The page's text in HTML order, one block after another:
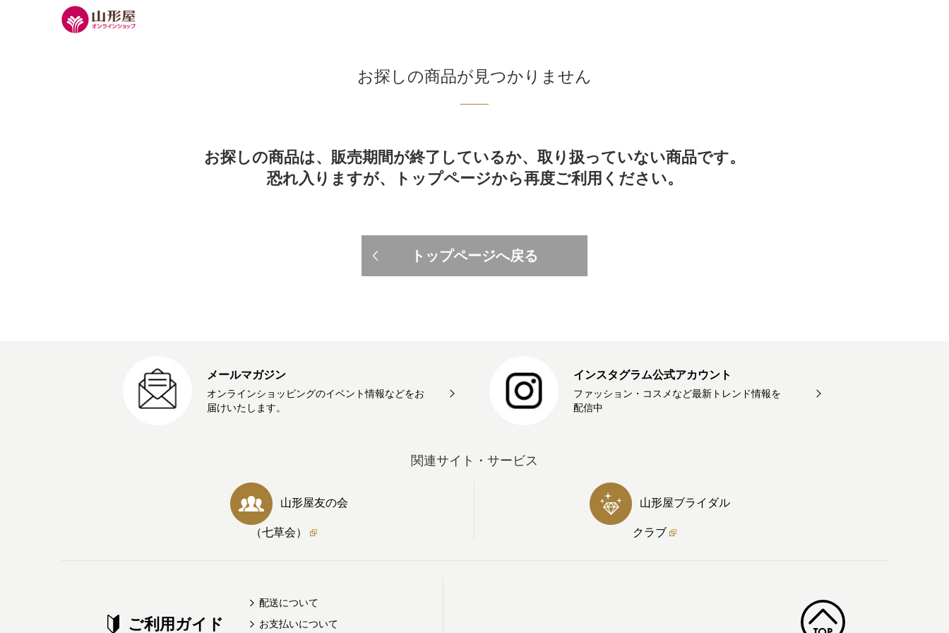
お探しの商品が見つかりません
お探しの商品は、販売期間が終了しているか、取り扱っていない商品です。
恐れ入りますが、トップページから再度ご利用ください。
メールマガジン
オンラインショッピングのイベント情報などをお
届けいたします。
インスタグラム公式アカウント
ファッション・コスメなど最新トレンド情報を
配信中
関連サイト・サービス
山形屋友の会
（七草会）
山形屋ブライダル
クラブ
ご利用ガイド
配送について
お支払いについて